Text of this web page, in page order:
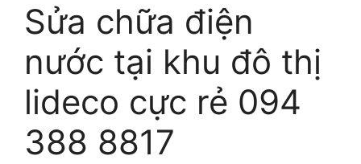
Sửa chữa điện
nước tại khu đô thị
lideco cực rẻ 094
388 8817